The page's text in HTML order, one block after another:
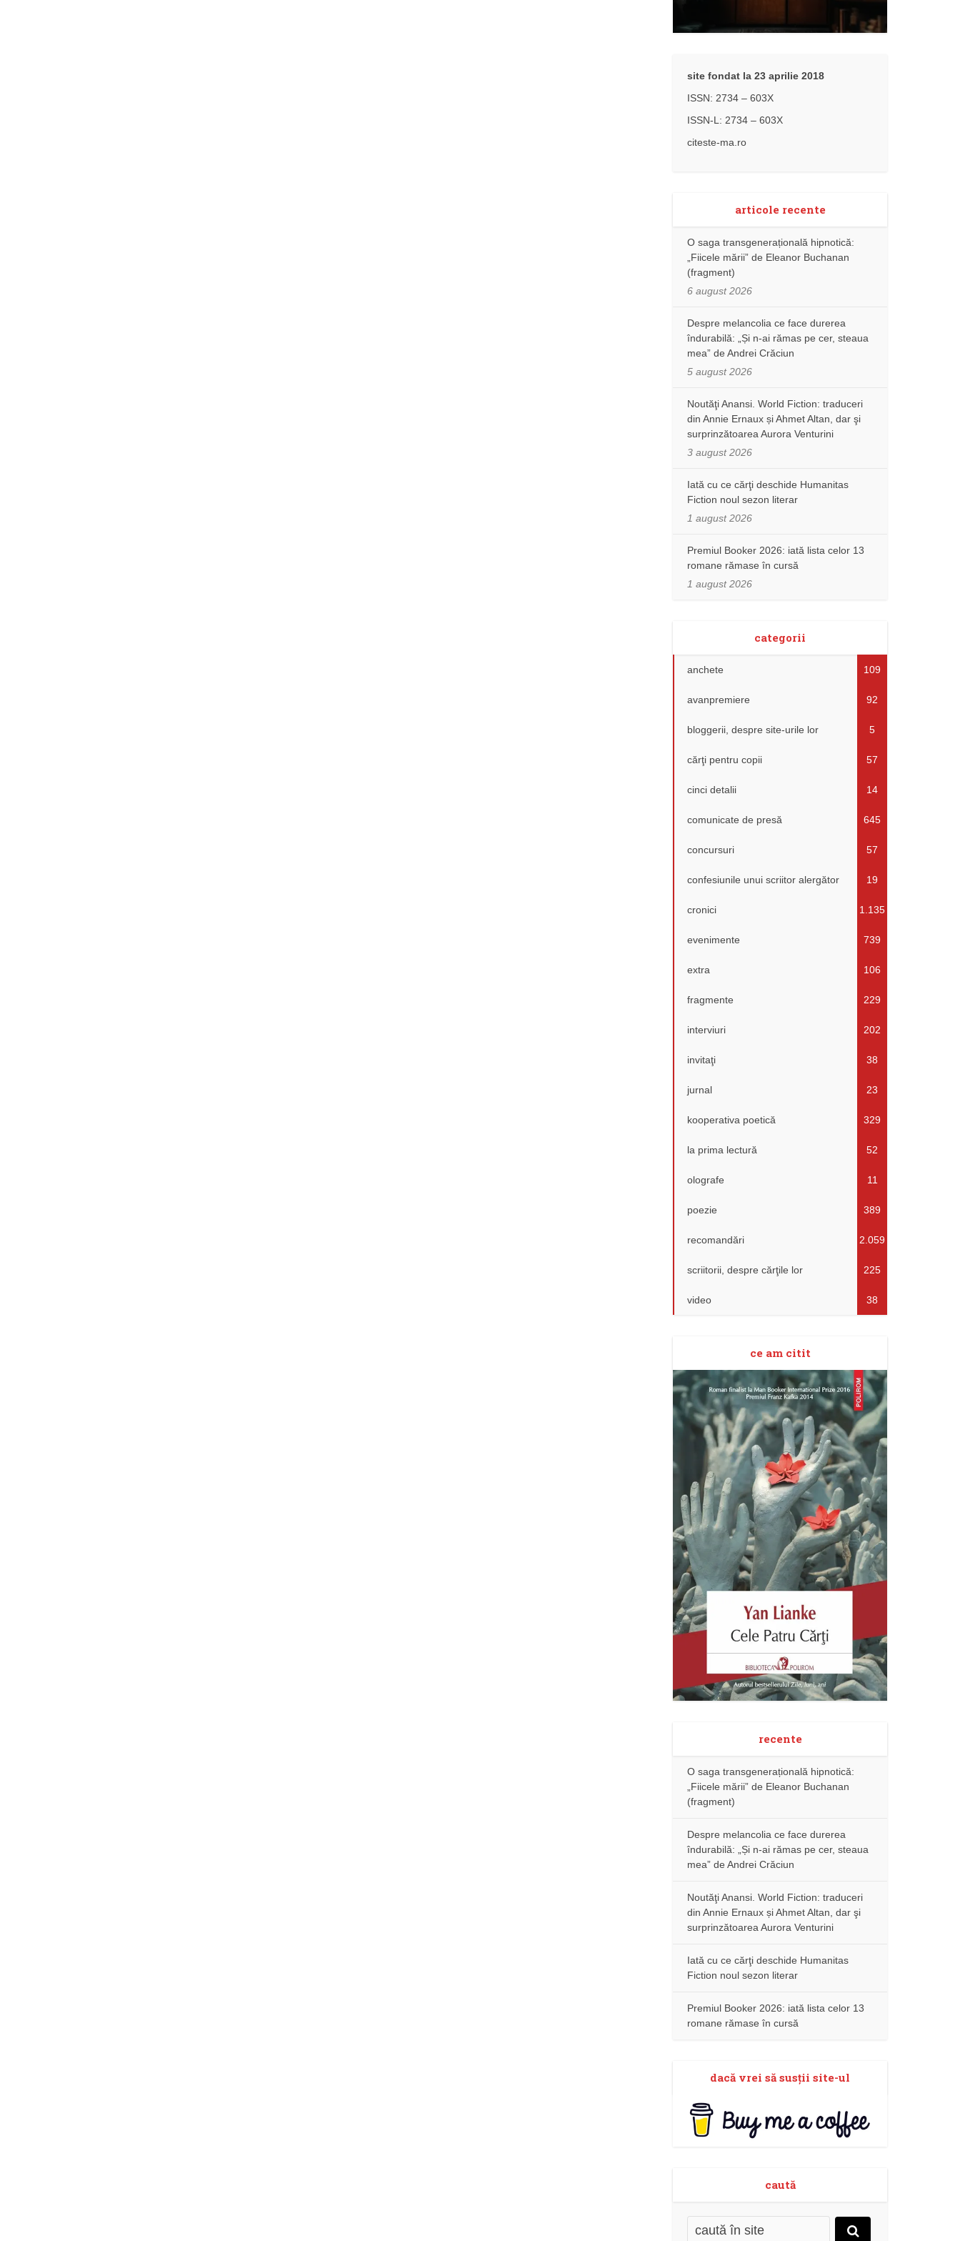
site fondat la 23 aprilie 2018
ISSN: 2734 – 603X
ISSN-L: 2734 – 603X
citeste-ma.ro
articole recente
O saga transgenerațională hipnotică:
„Fiicele mării” de Eleanor Buchanan
(fragment)
6 august 2026
Despre melancolia ce face durerea
îndurabilă: „Și n-ai rămas pe cer, steaua
mea” de Andrei Crăciun
5 august 2026
Noutăţi Anansi. World Fiction: traduceri
din Annie Ernaux și Ahmet Altan, dar şi
surprinzătoarea Aurora Venturini
3 august 2026
Iată cu ce cărţi deschide Humanitas
Fiction noul sezon literar
1 august 2026
Premiul Booker 2026: iată lista celor 13
romane rămase în cursă
1 august 2026
categorii
anchete 109
avanpremiere 92
bloggerii, despre site-urile lor 5
cărţi pentru copii 57
cinci detalii 14
comunicate de presă 645
concursuri 57
confesiunile unui scriitor alergător 19
cronici 1.135
evenimente 739
extra 106
fragmente 229
interviuri 202
invitaţi 38
jurnal 23
kooperativa poetică 329
la prima lectură 52
olografe 11
poezie 389
recomandări 2.059
scriitorii, despre cărţile lor 225
video 38
ce am citit
recente
O saga transgenerațională hipnotică:
„Fiicele mării” de Eleanor Buchanan
(fragment)
Despre melancolia ce face durerea
îndurabilă: „Și n-ai rămas pe cer, steaua
mea” de Andrei Crăciun
Noutăţi Anansi. World Fiction: traduceri
din Annie Ernaux și Ahmet Altan, dar şi
surprinzătoarea Aurora Venturini
Iată cu ce cărţi deschide Humanitas
Fiction noul sezon literar
Premiul Booker 2026: iată lista celor 13
romane rămase în cursă
dacă vrei să susţii site-ul
caută